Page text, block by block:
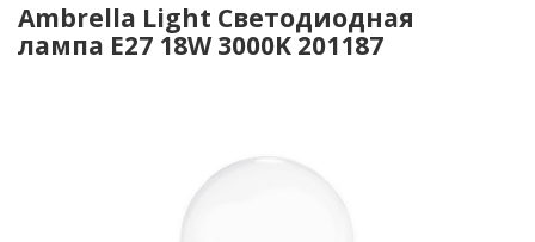
Ambrella Light Светодиодная
лампа E27 18W 3000K 201187